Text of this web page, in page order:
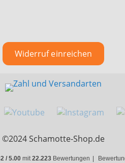
Widerruf einreichen
©2024 Schamotte-Shop.de
/ 5.00mit22.223 Bewertungen